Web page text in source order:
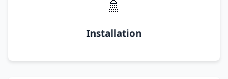
🚿
Installation